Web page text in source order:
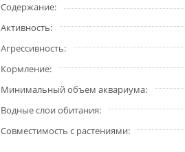
Содержание
Активность
Агрессивность
Кормление
Минимальный объем аквариума
Водные слои обитания
Совместимость с растениями